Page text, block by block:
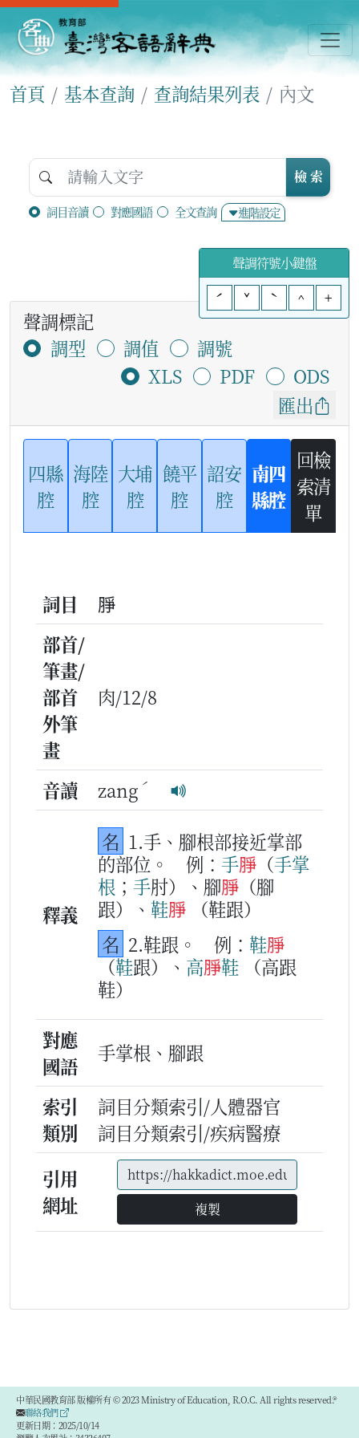
首頁 基本查詢 查詢結果列表 內文
詞目音讀 對應國語 全文查詢 進階設定
檢 索
聲調符號小鍵盤
ˊ
ˇ ˋ ^ +
聲調標記
調型
調值
調號
XLS
PDF
ODS
匯出
四縣
腔
海陸
腔
大埔
腔
饒平
腔
詔安
腔
南四
縣腔
回檢
索清
單
詞目
㬹
部首/
筆畫/
部首
外筆
畫
肉/12/8
音讀 zang ˊ
釋義
名 1.手、腳根部接近掌部
的部位。
例： 手㬹 （手掌
根 ； 手肘）、腳㬹 （腳
跟）、 鞋㬹
（鞋跟）
名 2.鞋跟。 例： 鞋㬹
（鞋跟）、 高㬹鞋
（高跟
鞋）
對應
國語
手掌根、腳跟
索引
類別
詞目分類索引/人體器官
詞目分類索引/疾病醫療
引用
網址
複製
中華民國教育部 版權所有 © 2023 Ministry of Education, R.O.C. All rights reserved.®
聯絡我們
更新日期：2025/10/14